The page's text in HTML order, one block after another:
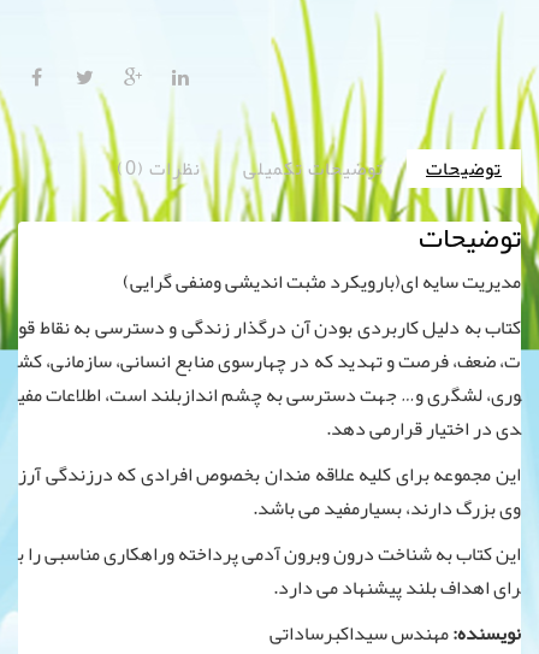
توضیحات توضیحات تکمیلی نظرات (0)
توضیحات
مدیریت سایه ای(بارویکرد مثبت اندیشی ومنفی گرایی)
کتاب به دلیل کاربردی بودن آن درگذار زندگی و دسترسی به نقاط قو
ت، ضعف، فرصت و تهدید که در چهارسوی منابع انسانی، سازمانی، کش
وری، لشگری و… جهت دسترسی به چشم اندازبلند است، اطلاعات مفی
دی در اختیار قرارمی دهد.
این مجموعه برای کلیه علاقه مندان بخصوص افرادی که درزندگی آرز
وی بزرگ دارند، بسیارمفید می باشد.
این کتاب به شناخت درون وبرون آدمی پرداخته وراهکاری مناسبی را ب
رای اهداف بلند پیشنهاد می دارد.
نویسنده:مهندس سیداکبرساداتی